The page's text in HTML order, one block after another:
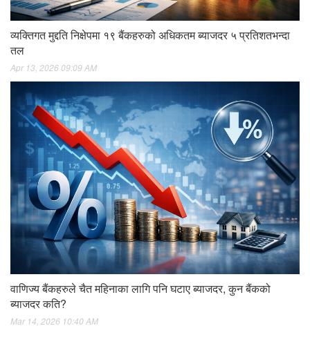
व्यक्तिगत मुद्दति निक्षेपमा १९ बैंकहरुको अधिकतम ब्याजदर ५ प्रतिशतभन्दा
तल
Apr 13, 2026 09:09 AM
वाणिज्य बैंकहरुले चैत महिनाका लागि पनि घटाए ब्याजदर, कुन बैंकको
ब्याजदर कति?
Mar 14, 2026 10:40 AM